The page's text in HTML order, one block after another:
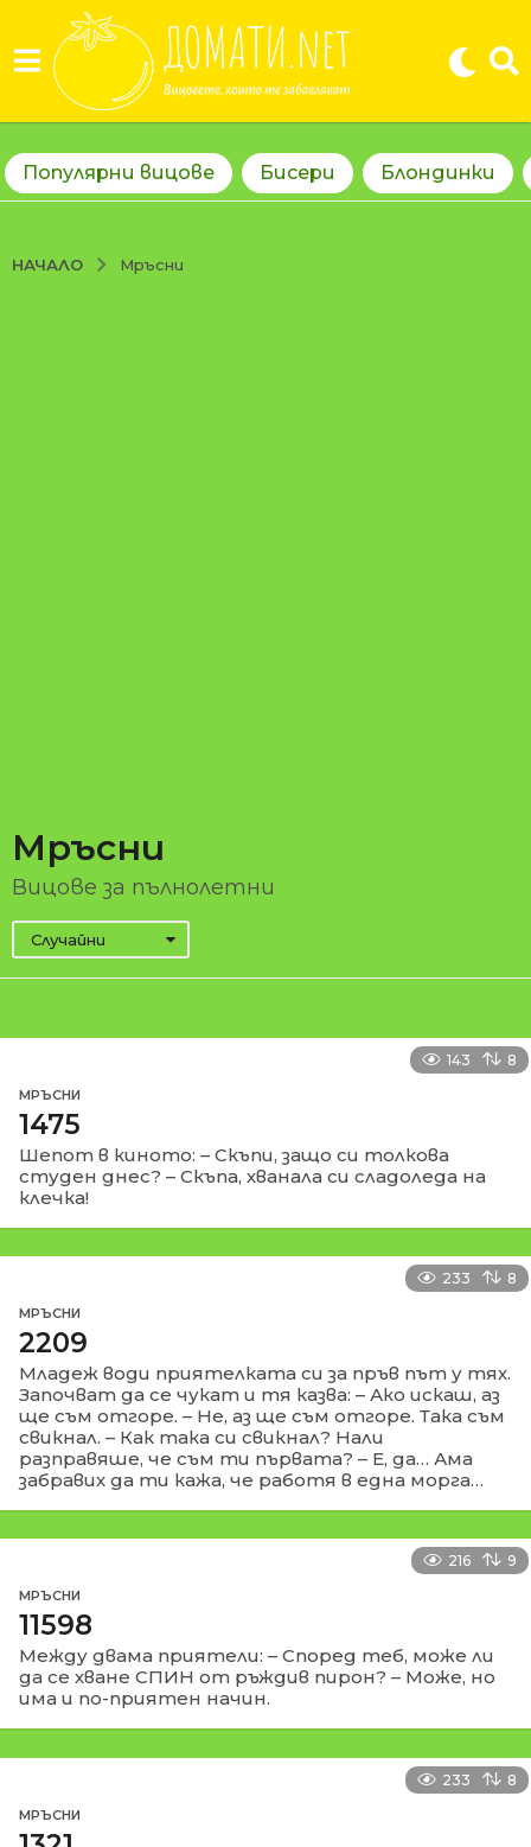
Популярни вицове Бисери Блондинки
НАЧАЛО Мръсни
Мръсни
Вицове за пълнолетни
Случайни
143 8
МРЪСНИ
1475
Шепот в киното: – Скъпи, защо си толкова
студен днес? – Скъпа, хванала си сладоледа на
клечка!
233 8
МРЪСНИ
2209
Младеж води приятелката си за пръв път у тях.
Започват да се чукат и тя казва: – Ако искаш, аз
ще съм отгоре. – Не, аз ще съм отгоре. Така съм
свикнал. – Как така си свикнал? Нали
разправяше, че съм ти първата? – Е, да… Ама
забравих да ти кажа, че работя в една морга…
216 9
МРЪСНИ
11598
Между двама приятели: – Според теб, може ли
да се хване СПИН от ръждив пирон? – Може, но
има и по-приятен начин.
233 8
МРЪСНИ